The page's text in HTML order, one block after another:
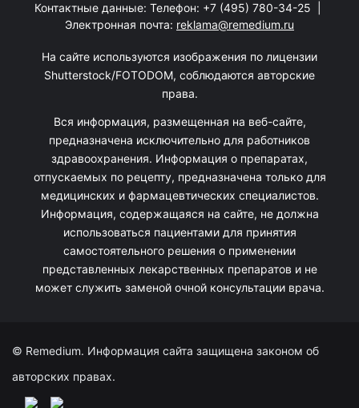
Контактные данные: Телефон: +7 (495) 780-34-25
Электронная почта: reklama@remedium.ru
На сайте используются изображения по лицензии
Shutterstock/FOTODOM, соблюдаются авторские
права.
Вся информация, размещенная на веб-сайте,
предназначена исключительно для работников
здравоохранения. Информация о препаратах,
отпускаемых по рецепту, предназначена только для
медицинских и фармацевтических специалистов.
Информация, содержащаяся на сайте, не должна
использоваться пациентами для принятия
самостоятельного решения о применении
представленных лекарственных препаратов и не
может служить заменой очной консультации врача.
© Remedium. Информация сайта защищена законом об
авторских правах.